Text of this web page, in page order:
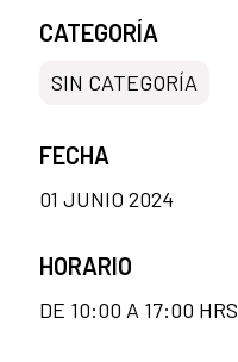
CATEGORÍA
SIN CATEGORÍA
FECHA
01 JUNIO 2024
HORARIO
DE 10:00 A 17:00 HRS